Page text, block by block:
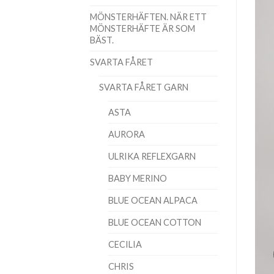
MÖNSTERHÄFTEN. NÄR ETT
MÖNSTERHÄFTE ÄR SOM
BÄST.
SVARTA FÅRET
SVARTA FÅRET GARN
ASTA
AURORA
ULRIKA REFLEXGARN
BABY MERINO
BLUE OCEAN ALPACA
BLUE OCEAN COTTON
CECILIA
CHRIS